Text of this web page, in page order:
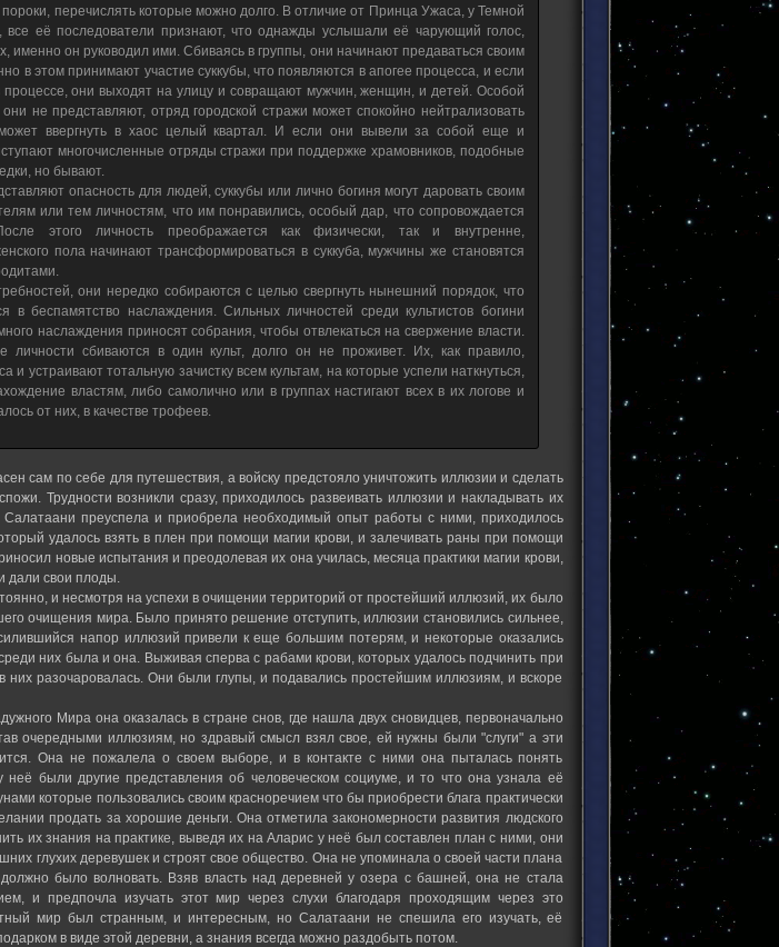
перечислять которые можно долго. В отличие от Принца Ужаса, у Темной
все её последователи признают, что однажды услышали её чарующий голос,
именно он руководил ими. Сбиваясь в группы, они начинают предаваться своим
в этом принимают участие суккубы, что появляются в апогее процесса, и если
процессе, они выходят на улицу и совращают мужчин, женщин, и детей. Особой
не представляют, отряд городской стражи может спокойно нейтрализовать
ввергнуть в хаос целый квартал. И если они вывели за собой еще и
многочисленные отряды стражи при поддержке храмовников, подобные
но бывают.
опасность для людей, суккубы или лично богиня могут даровать своим
или тем личностям, что им понравились, особый дар, что сопровождается
этого личность преображается как физически, так и внутренне,
пола начинают трансформироваться в суккуба, мужчины же становятся
они нередко собираются с целью свергнуть нынешний порядок, что
в беспамятство наслаждения. Сильных личностей среди культистов богини
наслаждения приносят собрания, чтобы отвлекаться на свержение власти.
личности сбиваются в один культ, долго он не проживет. Их, как правило,
и устраивают тотальную зачистку всем культам, на которые успели наткнуться,
властям, либо самолично или в группах настигают всех в их логове и
от них, в качестве трофеев.
сам по себе для путешествия, а войску предстояло уничтожить иллюзии и сделать
Трудности возникли сразу, приходилось развеивать иллюзии и накладывать их
преуспела и приобрела необходимый опыт работы с ними, приходилось
удалось взять в плен при помощи магии крови, и залечивать раны при помощи
новые испытания и преодолевая их она училась, месяца практики магии крови,
дали свои плоды.
и несмотря на успехи в очищении территорий от простейший иллюзий, их было
очищения мира. Было принято решение отступить, иллюзии становились сильнее,
напор иллюзий привели к еще большим потерям, и некоторые оказались
них была и она. Выживая сперва с рабами крови, которых удалось подчинить при
разочаровалась. Они были глупы, и подавались простейшим иллюзиям, и вскоре
Мира она оказалась в стране снов, где нашла двух сновидцев, первоначально
очередными иллюзиям, но здравый смысл взял свое, ей нужны были "слуги" а эти
Она не пожалела о своем выборе, и в контакте с ними она пыталась понять
неё были другие представления об человеческом социуме, и то что она узнала её
которые пользовались своим красноречием что бы приобрести блага практически
продать за хорошие деньги. Она отметила закономерности развития людского
их знания на практике, выведя их на Аларис у неё был составлен план с ними, они
глухих деревушек и строят свое общество. Она не упоминала о своей части плана
было волновать. Взяв власть над деревней у озера с башней, она не стала
и предпочла изучать этот мир через слухи благодаря проходящим через это
мир был странным, и интересным, но Салатаани не спешила его изучать, её
в виде этой деревни, а знания всегда можно раздобыть потом.